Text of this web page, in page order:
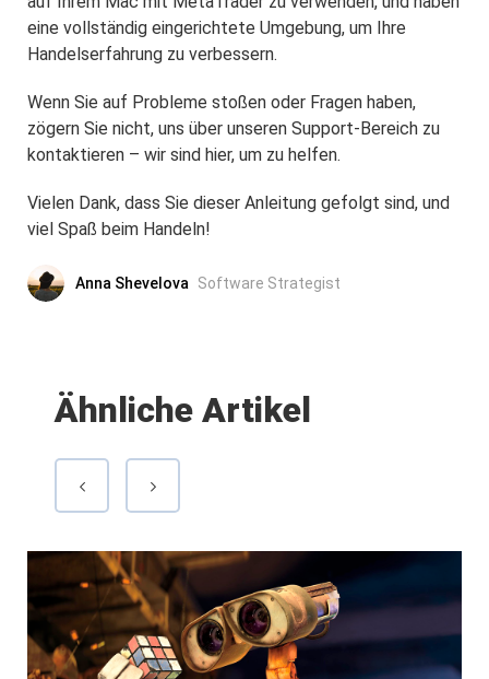
eine vollständig eingerichtete Umgebung, um Ihre
Handelserfahrung zu verbessern.
Wenn Sie auf Probleme stoßen oder Fragen haben,
zögern Sie nicht, uns über unseren Support-Bereich zu
kontaktieren – wir sind hier, um zu helfen.
Vielen Dank, dass Sie dieser Anleitung gefolgt sind, und
viel Spaß beim Handeln!
Anna Shevelova Software Strategist
Ähnliche Artikel